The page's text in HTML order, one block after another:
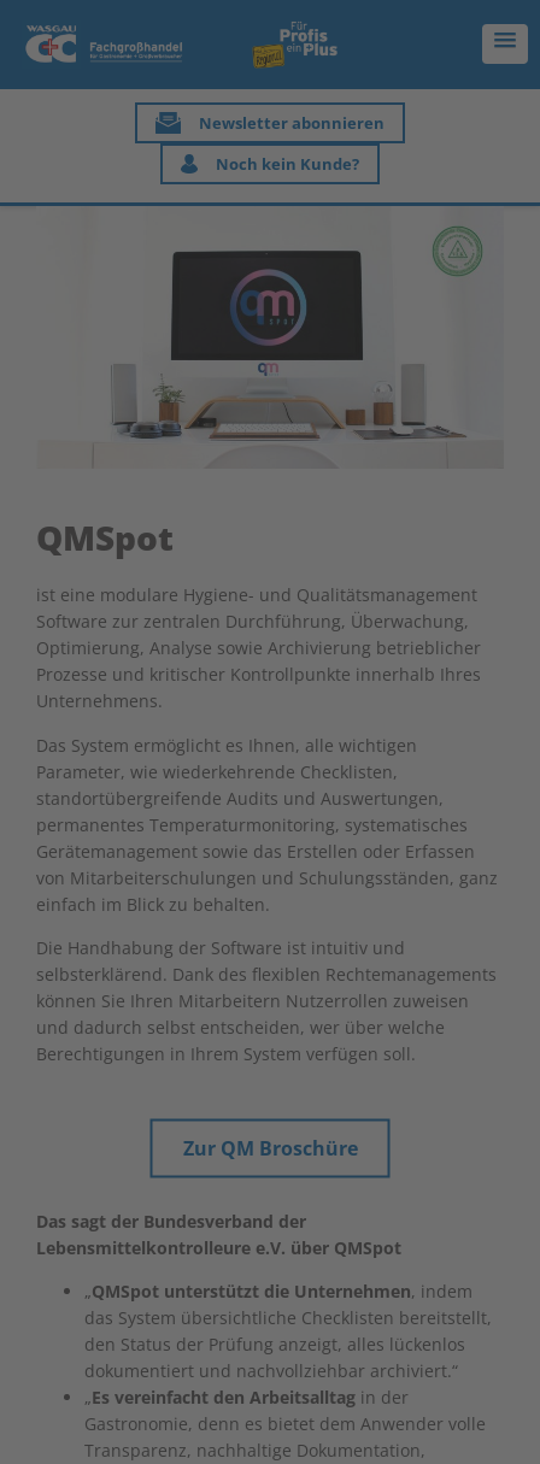
Newsletter abonnieren
Noch kein Kunde?
QMSpot
ist eine modulare Hygiene- und Qualitätsmanagement
Software zur zentralen Durchführung, Überwachung,
Optimierung, Analyse sowie Archivierung betrieblicher
Prozesse und kritischer Kontrollpunkte innerhalb Ihres
Unternehmens.
Das System ermöglicht es Ihnen, alle wichtigen
Parameter, wie wiederkehrende Checklisten,
standortübergreifende Audits und Auswertungen,
permanentes Temperaturmonitoring, systematisches
Gerätemanagement sowie das Erstellen oder Erfassen
von Mitarbeiterschulungen und Schulungsständen, ganz
einfach im Blick zu behalten.
Die Handhabung der Software ist intuitiv und
selbsterklärend. Dank des flexiblen Rechtemanagements
können Sie Ihren Mitarbeitern Nutzerrollen zuweisen
und dadurch selbst entscheiden, wer über welche
Berechtigungen in Ihrem System verfügen soll.
Zur QM Broschüre
Das sagt der Bundesverband der
Lebensmittelkontrolleure e.V. über QMSpot
„QMSpot unterstützt die Unternehmen, indem
das System übersichtliche Checklisten bereitstellt,
den Status der Prüfung anzeigt, alles lückenlos
dokumentiert und nachvollziehbar archiviert.“
„Es vereinfacht den Arbeitsalltag in der
Gastronomie, denn es bietet dem Anwender volle
Transparenz, nachhaltige Dokumentation,